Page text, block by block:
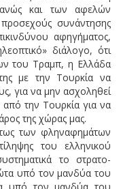
και των αφελών
συνάντησης
αφηγήματος,
διάλογο, ότι
του Τραμπ, η Ελλάδα
με την Τουρκία να
για να μην ασχοληθεί
την Τουρκία για να
της χώρας μας.
των φληναφημάτων
του ελληνικού
το στρατο-
υπό τον μανδύα του